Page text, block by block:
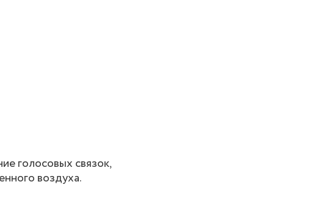
голосовых связок,
воздуха.